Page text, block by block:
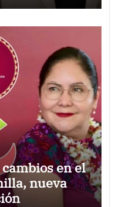
en el
nueva